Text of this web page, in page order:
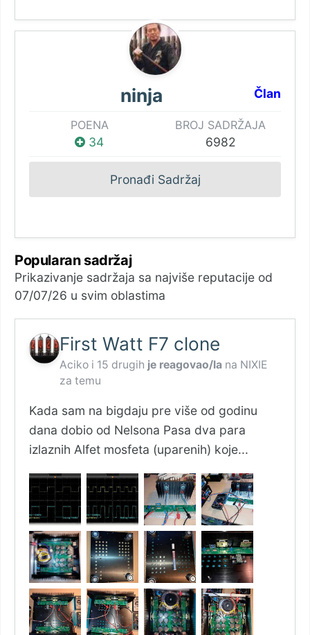
ninja Član
POENA
34
BROJ SADRŽAJA
6982
Pronađi Sadržaj
Popularan sadržaj
Prikazivanje sadržaja sa najviše reputacije od
07/07/26 u svim oblastima
First Watt F7 clone
Aciko i 15 drugih je reagovao/la na NIXIE
za temu
Kada sam na bigdaju pre više od godinu
dana dobio od Nelsona Pasa dva para
izlaznih Alfet mosfeta (uparenih) koje...